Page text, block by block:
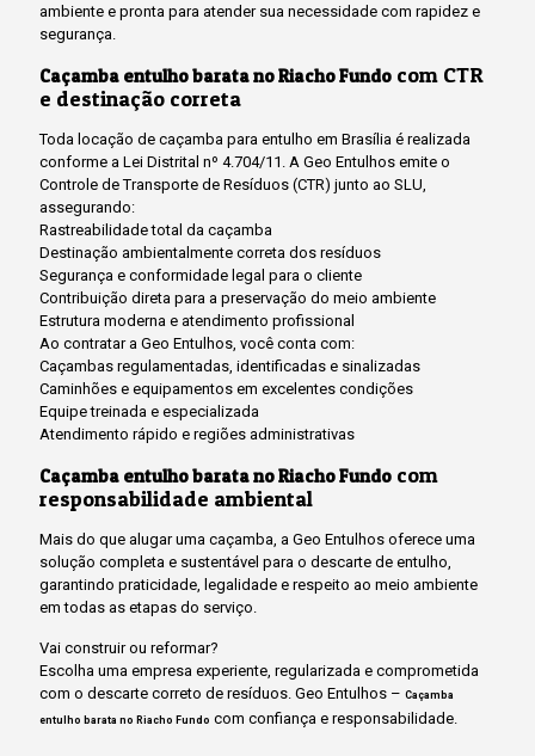
ambiente e pronta para atender sua necessidade com rapidez e
segurança.
Caçamba entulho barata no Riacho Fundo com CTR
e destinação correta
Toda locação de caçamba para entulho em Brasília é realizada
conforme a Lei Distrital nº 4.704/11. A Geo Entulhos emite o
Controle de Transporte de Resíduos (CTR) junto ao SLU,
assegurando:
Rastreabilidade total da caçamba
Destinação ambientalmente correta dos resíduos
Segurança e conformidade legal para o cliente
Contribuição direta para a preservação do meio ambiente
Estrutura moderna e atendimento profissional
Ao contratar a Geo Entulhos, você conta com:
Caçambas regulamentadas, identificadas e sinalizadas
Caminhões e equipamentos em excelentes condições
Equipe treinada e especializada
Atendimento rápido e regiões administrativas
Caçamba entulho barata no Riacho Fundo com
responsabilidade ambiental
Mais do que alugar uma caçamba, a Geo Entulhos oferece uma
solução completa e sustentável para o descarte de entulho,
garantindo praticidade, legalidade e respeito ao meio ambiente
em todas as etapas do serviço.
Vai construir ou reformar?
Escolha uma empresa experiente, regularizada e comprometida
com o descarte correto de resíduos. Geo Entulhos – Caçamba
entulho barata no Riacho Fundo com confiança e responsabilidade.